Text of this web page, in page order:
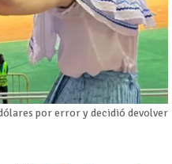
por error y decidió devolver